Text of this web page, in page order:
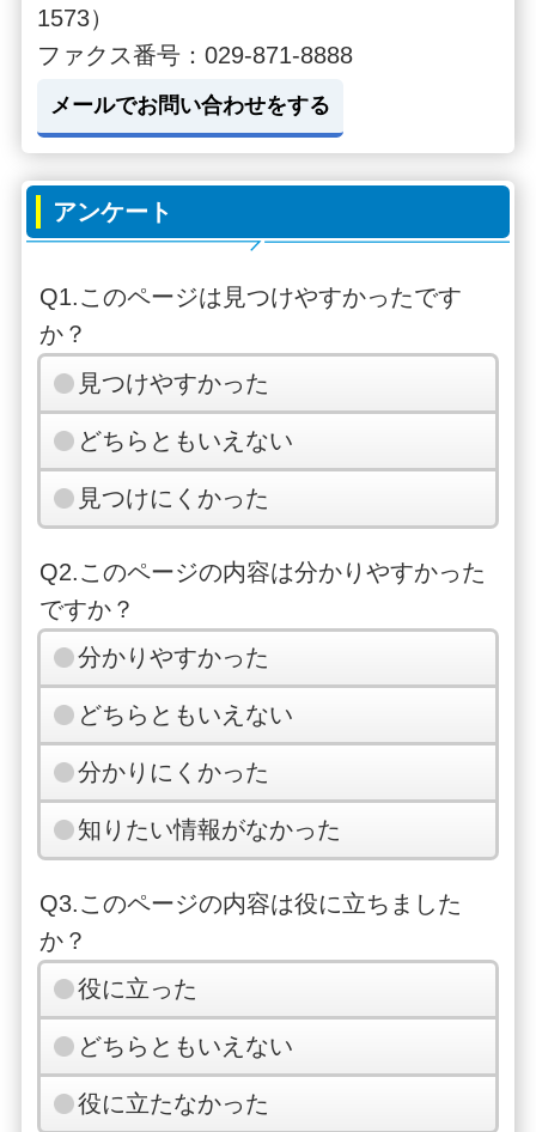
1573）
ファクス番号：029-871-8888
メールでお問い合わせをする
アンケート
Q1.このページは見つけやすかったです
か？
見つけやすかった
どちらともいえない
見つけにくかった
Q2.このページの内容は分かりやすかった
ですか？
分かりやすかった
どちらともいえない
分かりにくかった
知りたい情報がなかった
Q3.このページの内容は役に立ちました
か？
役に立った
どちらともいえない
役に立たなかった